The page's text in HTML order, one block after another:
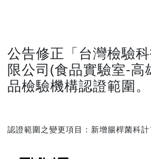
公告修正「台灣檢驗
限公司(食品實驗室-高
品檢驗機構認證範圍。
認證範圍之變更項目：新增腸桿菌科計